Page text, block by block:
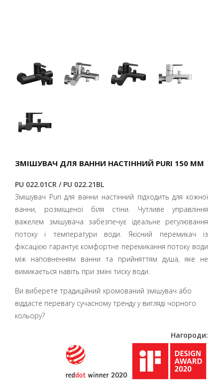
ЗМІШУВАЧ ДЛЯ ВАННИ НАСТІННИЙ PURI 150 ММ
PU 022.01CR / PU 022.21BL
Змішувач Puri для ванни настінний підходить для кожної
ванни, розміщеної біля стіни. Чутливе управління
важелем змішувача забезпечує ідеальне регулювання
потоку і температури води. Якісний перемикач із
фіксацією гарантує комфортне перемикання потоку води
між наповненням ванни та прийняттям душа, яке не
вимикається навіть при зміні тиску води.
Ви виберете традиційний хромований змішувач або
віддасте перевагу сучасному тренду у вигляді чорного
кольору?
Нагороди: